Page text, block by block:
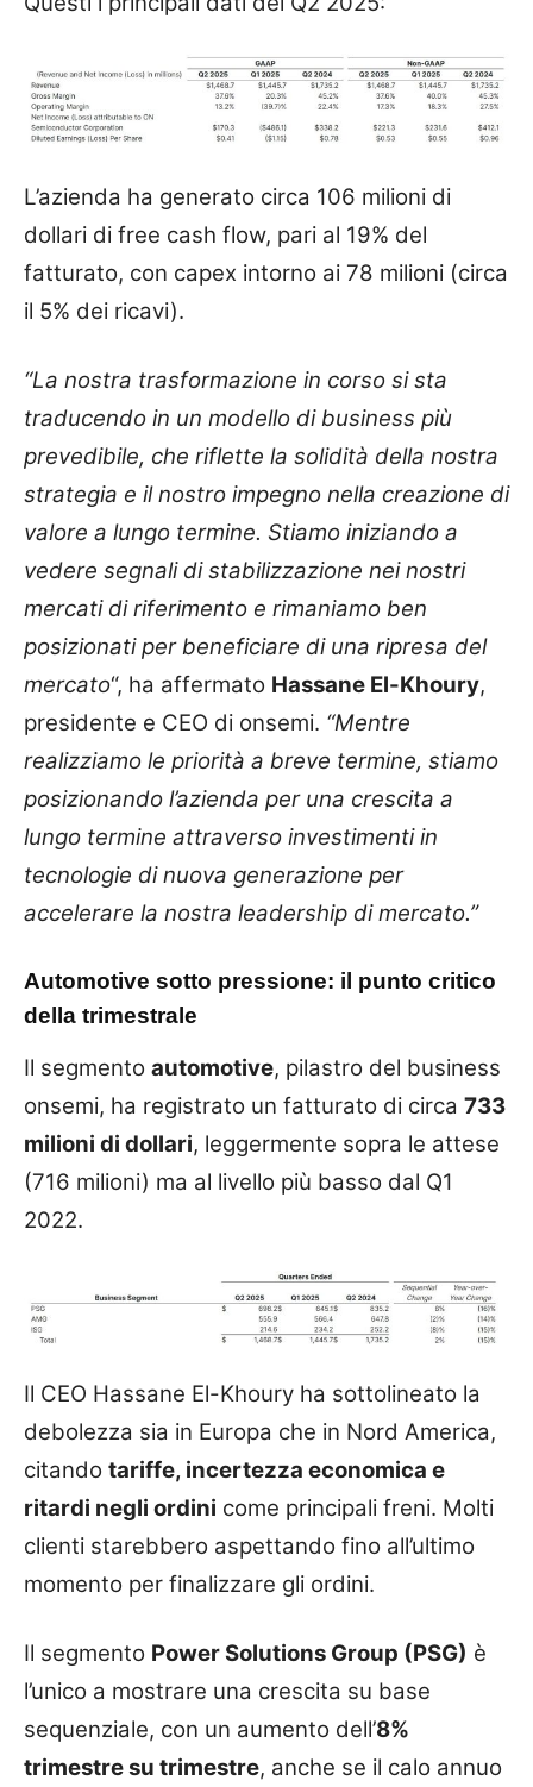
L’azienda ha generato circa 106 milioni di
dollari di free cash flow, pari al 19% del
fatturato, con capex intorno ai 78 milioni (circa
il 5% dei ricavi).
“La nostra trasformazione in corso si sta
traducendo in un modello di business più
prevedibile, che riflette la solidità della nostra
strategia e il nostro impegno nella creazione di
valore a lungo termine. Stiamo iniziando a
vedere segnali di stabilizzazione nei nostri
mercati di riferimento e rimaniamo ben
posizionati per beneficiare di una ripresa del
mercato“, ha affermato Hassane El-Khoury,
presidente e CEO di onsemi. “Mentre
realizziamo le priorità a breve termine, stiamo
posizionando l’azienda per una crescita a
lungo termine attraverso investimenti in
tecnologie di nuova generazione per
accelerare la nostra leadership di mercato.”
Automotive sotto pressione: il punto critico
della trimestrale
Il segmento automotive, pilastro del business
onsemi, ha registrato un fatturato di circa 733
milioni di dollari, leggermente sopra le attese
(716 milioni) ma al livello più basso dal Q1
2022.
Il CEO Hassane El-Khoury ha sottolineato la
debolezza sia in Europa che in Nord America,
citando tariffe, incertezza economica e
ritardi negli ordini come principali freni. Molti
clienti starebbero aspettando fino all’ultimo
momento per finalizzare gli ordini.
Il segmento Power Solutions Group (PSG) è
l’unico a mostrare una crescita su base
sequenziale, con un aumento dell’8%
trimestre su trimestre, anche se il calo annuo